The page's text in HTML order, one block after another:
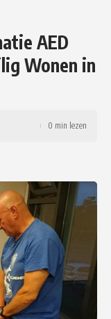
AED
Wonen in
0 min lezen